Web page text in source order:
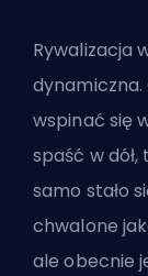
Rywalizacja
dynamiczna.
wspinać się
spaść w
samo stało
chwalone
ale obecnie